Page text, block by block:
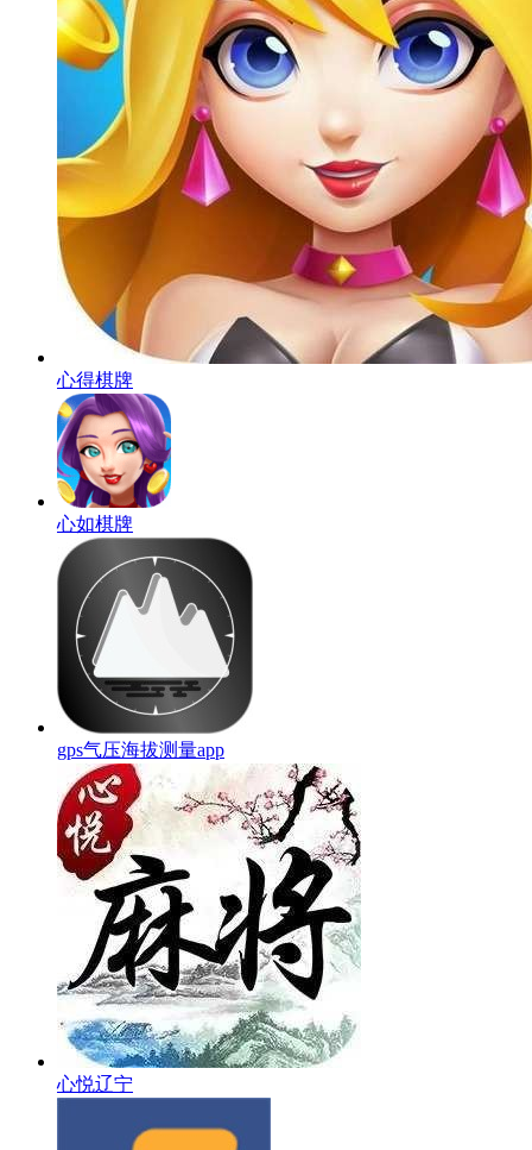
心得棋牌
心如棋牌
gps气压海拔测量app
心悦辽宁